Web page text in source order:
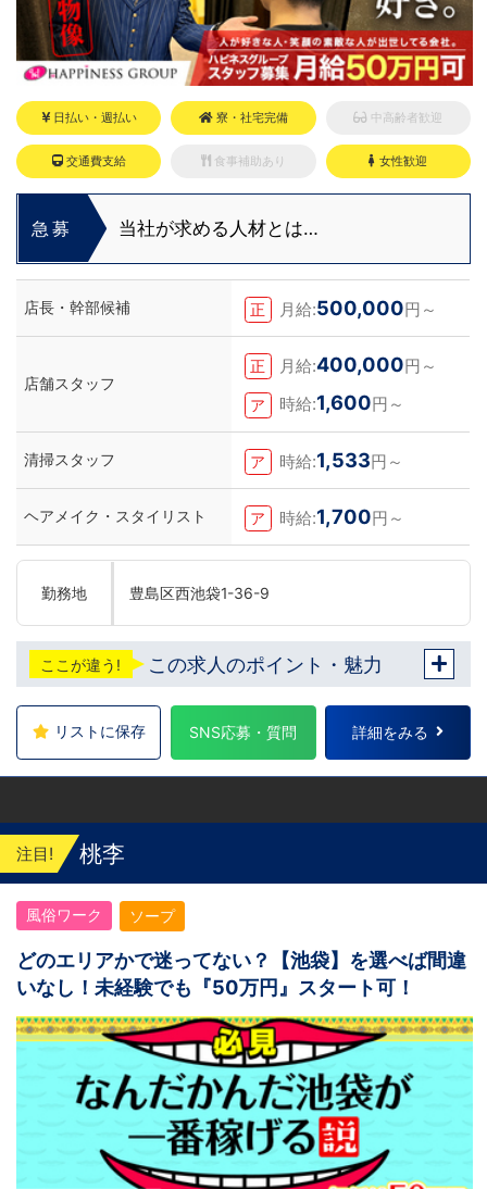
日払い・週払い 寮・社宅完備 中高齢者歓迎
交通費支給 食事補助あり 女性歓迎
急募 当社が求める人材とは…
店長・幹部候補 正 月給:500,000円～
店舗スタッフ
正 月給:400,000円～
ア 時給:1,600円～
清掃スタッフ ア 時給:1,533円～
ヘアメイク・スタイリスト ア 時給:1,700円～
勤務地 豊島区西池袋1-36-9
ここが違う! この求人のポイント・魅力
リストに保存 SNS応募・質問 詳細をみる
注目! 桃李
風俗ワーク ソープ
どのエリアかで迷ってない？【池袋】を選べば間違
いなし！未経験でも『50万円』スタート可！